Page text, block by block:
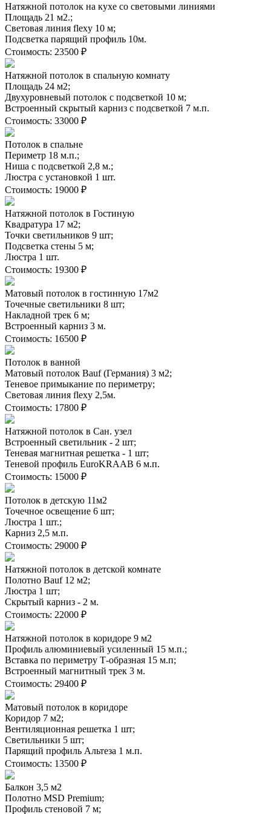
Натяжной потолок на кухе со световыми линиями
Площадь 21 м2.;
Световая линия flexy 10 м;
Подсветка парящий профиль 10м.
Стоимость: 23500 ₽
Натяжной потолок в спальную комнату
Площадь 24 м2;
Двухуровневый потолок с подсветкой 10 м;
Встроенный скрытый карниз с подсветкой 7 м.п.
Стоимость: 33000 ₽
Потолок в спальне
Периметр 18 м.п.;
Ниша с подсветкой 2,8 м.;
Люстра с установкой 1 шт.
Стоимость: 19000 ₽
Натяжной потолок в Гостиную
Квадратура 17 м2;
Точки светильников 9 шт;
Подсветка стены 5 м;
Люстра 1 шт.
Стоимость: 19300 ₽
Матовый потолок в гостинную 17м2
Точечные светильники 8 шт;
Накладной трек 6 м;
Встроенный карниз 3 м.
Стоимость: 16500 ₽
Потолок в ванной
Матовый потолок Bauf (Германия) 3 м2;
Теневое примыкание по периметру;
Световая линия flexy 2,5м.
Стоимость: 17800 ₽
Натяжной потолок в Сан. узел
Встроенный светильник - 2 шт;
Теневая магнитная решетка - 1 шт;
Теневой профиль EuroKRAAB 6 м.п.
Стоимость: 15000 ₽
Потолок в детскую 11м2
Точечное освещение 6 шт;
Люстра 1 шт.;
Карниз 2,5 м.п.
Стоимость: 29000 ₽
Натяжной потолок в детской комнате
Полотно Bauf 12 м2;
Люстра 1 шт;
Скрытый карниз - 2 м.
Стоимость: 22000 ₽
Натяжной потолок в коридоре 9 м2
Профиль алюминиевый усиленный 15 м.п.;
Вставка по периметру Т-образная 15 м.п;
Встроенный магнитный трек 3 м.
Стоимость: 29400 ₽
Матовый потолок в коридоре
Коридор 7 м2;
Вентиляционная решетка 1 шт;
Светильники 5 шт;
Парящий профиль Альтеза 1 м.п.
Стоимость: 13500 ₽
Балкон 3,5 м2
Полотно MSD Premium;
Профиль стеновой 7 м;